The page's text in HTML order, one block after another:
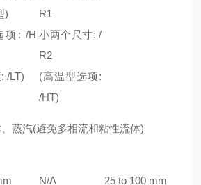
)
项: /H
/LT)
R1
小两个尺寸: /
R2
(高温型选项:
/HT)
蒸汽(避免多相流和粘性流体)
N/A 25 to 100 mm